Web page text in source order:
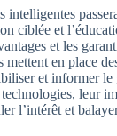
intelligentes
ciblée et
et les
mettent en place
et informer le
leur
l’intérêt et